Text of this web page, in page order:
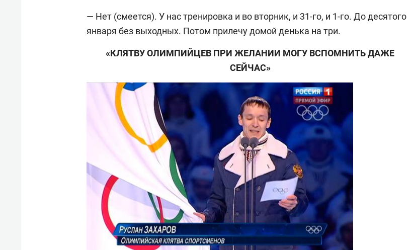
— Нет (смеется). У нас тренировка и во вторник, и 31-го, и 1-го. До десятого
января без выходных. Потом прилечу домой денька на три.
«КЛЯТВУ ОЛИМПИЙЦЕВ ПРИ ЖЕЛАНИИ МОГУ ВСПОМНИТЬ ДАЖЕ
СЕЙЧАС»